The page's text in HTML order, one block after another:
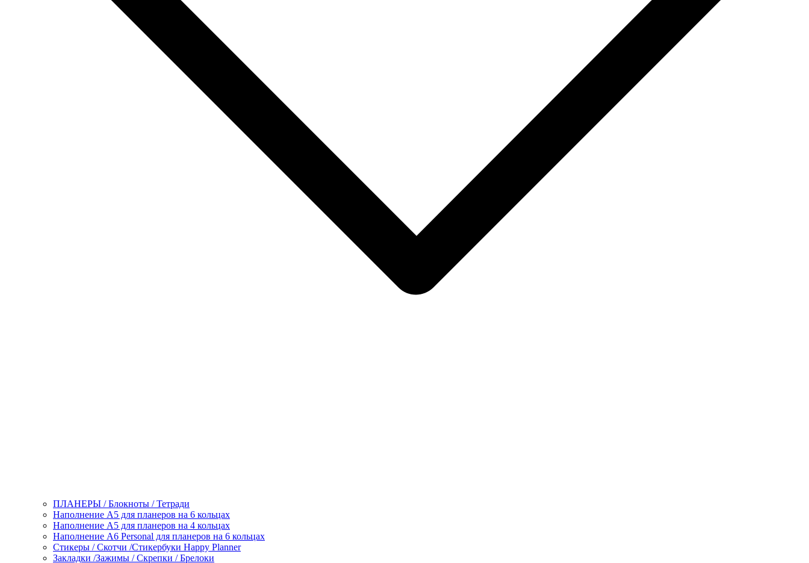
ПЛАНЕРЫ / Блокноты / Тетради
Наполнение А5 для планеров на 6 кольцах
Наполнение А5 для планеров на 4 кольцах
Наполнение А6 Personal для планеров на 6 кольцах
Стикеры / Скотчи /Стикербуки Happy Planner
Закладки /Зажимы / Скрепки / Брелоки